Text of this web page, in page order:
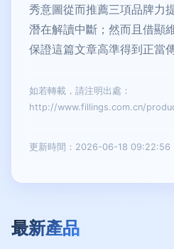
秀意圖從而推薦三項品牌力
潛在解讀中斷；然而且借顯
保證這篇文章高準得到正當
如若轉載，請注明出處：
http://www.fillings.com.cn/
更新時間：2026-06-18 09:22:56
最新產品